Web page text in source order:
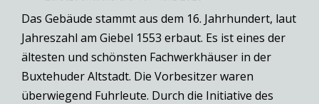
Das Gebäude stammt aus dem 16. Jahrhundert, laut
Jahreszahl am Giebel 1553 erbaut. Es ist eines der
ältesten und schönsten Fachwerkhäuser in der
Buxtehuder Altstadt. Die Vorbesitzer waren
überwiegend Fuhrleute. Durch die Initiative des